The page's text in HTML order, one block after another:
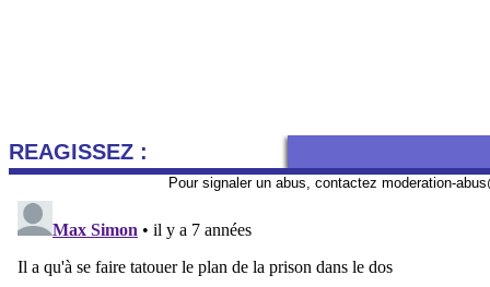
REAGISSEZ :
Pour signaler un abus, contactez moderation-